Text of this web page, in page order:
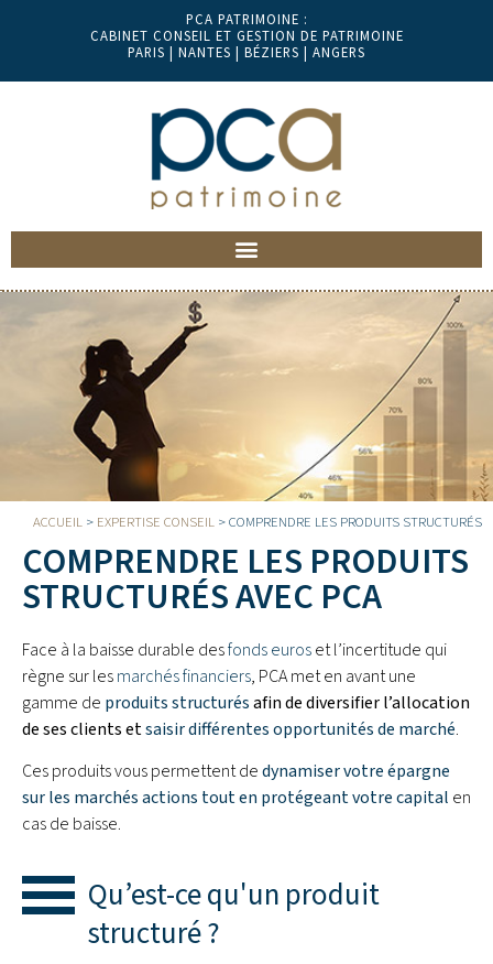
PCA PATRIMOINE :
CABINET CONSEIL ET GESTION DE PATRIMOINE
PARIS | NANTES | BÉZIERS | ANGERS
ACCUEIL > EXPERTISE CONSEIL >COMPRENDRE LES PRODUITS STRUCTURÉS
COMPRENDRE LES PRODUITS
STRUCTURÉS AVEC PCA
Face à la baisse durable desfonds euroset l’incertitude qui
règne sur lesmarchés financiers, PCA met en avant une
gamme de produits structurésafin de diversifier l’allocation
de ses clients etsaisir différentes opportunités de marché.
Ces produits vous permettent dedynamiser votre épargne
sur les marchés actions tout en protégeant votre capital en
cas de baisse.
Qu’est-ce qu'un produit
structuré ?